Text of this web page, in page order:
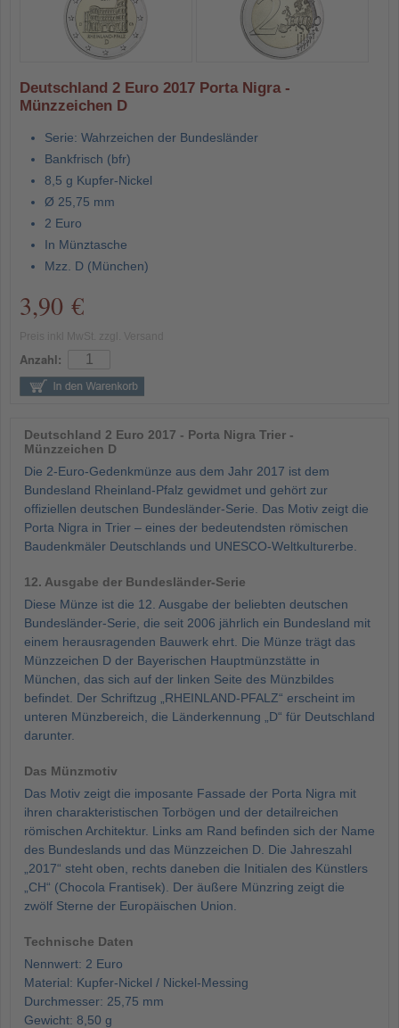
Deutschland 2 Euro 2017 Porta Nigra -
Münzzeichen D
Serie: Wahrzeichen der Bundesländer
Bankfrisch (bfr)
8,5 g Kupfer-Nickel
Ø 25,75 mm
2 Euro
In Münztasche
Mzz. D (München)
3,90 €
Anzahl:
Deutschland 2 Euro 2017 - Porta Nigra Trier -
Münzzeichen D
Die 2-Euro-Gedenkmünze aus dem Jahr 2017 ist dem
Bundesland Rheinland-Pfalz gewidmet und gehört zur
offiziellen deutschen Bundesländer-Serie. Das Motiv zeigt die
Porta Nigra in Trier – eines der bedeutendsten römischen
Baudenkmäler Deutschlands und UNESCO-Weltkulturerbe.
12. Ausgabe der Bundesländer-Serie
Diese Münze ist die 12. Ausgabe der beliebten deutschen
Bundesländer-Serie, die seit 2006 jährlich ein Bundesland mit
einem herausragenden Bauwerk ehrt. Die Münze trägt das
Münzzeichen D der Bayerischen Hauptmünzstätte in
München, das sich auf der linken Seite des Münzbildes
befindet. Der Schriftzug „RHEINLAND-PFALZ“ erscheint im
unteren Münzbereich, die Länderkennung „D“ für Deutschland
darunter.
Das Münzmotiv
Das Motiv zeigt die imposante Fassade der Porta Nigra mit
ihren charakteristischen Torbögen und der detailreichen
römischen Architektur. Links am Rand befinden sich der Name
des Bundeslands und das Münzzeichen D. Die Jahreszahl
„2017“ steht oben, rechts daneben die Initialen des Künstlers
„CH“ (Chocola Frantisek). Der äußere Münzring zeigt die
zwölf Sterne der Europäischen Union.
Technische Daten
Nennwert: 2 Euro
Material: Kupfer-Nickel / Nickel-Messing
Durchmesser: 25,75 mm
Gewicht: 8,50 g